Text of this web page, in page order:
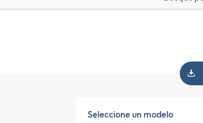
Seleccione un modelo